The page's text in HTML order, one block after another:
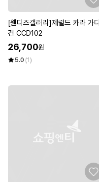
[웬디즈갤러리]제럴드 카라 가디
건 CCD102
26,700원
5.0 (1)